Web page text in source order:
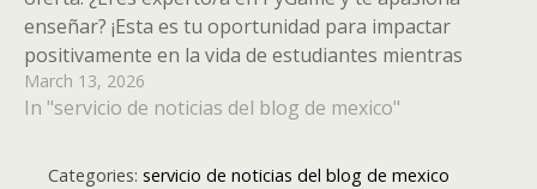
enseñar? ¡Esta es tu oportunidad para impactar
positivamente en la vida de estudiantes mientras
compartes tu conocimiento en el fascinante mundo de
la creación de videojuegos. En ACAIS Cooperación…
March 13, 2026
In "servicio de noticias del blog de mexico"
Categories: servicio de noticias del blog de mexico